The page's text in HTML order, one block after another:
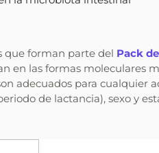
que forman parte del Pack
en las formas moleculares
adecuados para cualquier
de lactancia), sexo y